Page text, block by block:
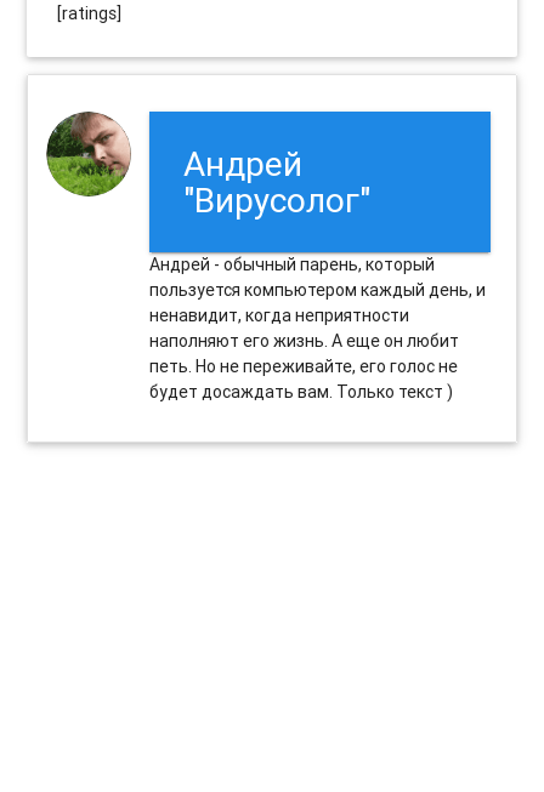
[ratings]
Андрей
"Вирусолог"
Андрей - обычный парень, который
пользуется компьютером каждый день, и
ненавидит, когда неприятности
наполняют его жизнь. А еще он любит
петь. Но не переживайте, его голос не
будет досаждать вам. Только текст )